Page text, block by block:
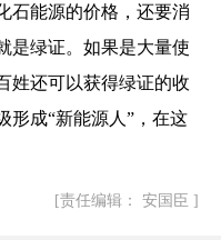
石能源的价格，还要消
是绿证。如果是大量使
姓还可以获得绿证的收
形成“新能源人 ” ，在这
[责任编辑： 安国臣 ]